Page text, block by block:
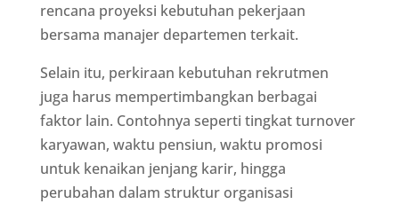
rencana proyeksi kebutuhan pekerjaan
bersama manajer departemen terkait.
Selain itu, perkiraan kebutuhan rekrutmen
juga harus mempertimbangkan berbagai
faktor lain. Contohnya seperti tingkat turnover
karyawan, waktu pensiun, waktu promosi
untuk kenaikan jenjang karir, hingga
perubahan dalam struktur organisasi